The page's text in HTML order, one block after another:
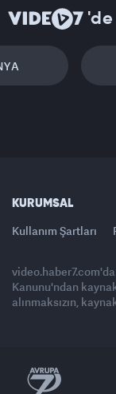
'de
KURUMSAL
Kullanım Şartları
video.haber7.com'da
Kanunu'ndan
alınmaksızın,